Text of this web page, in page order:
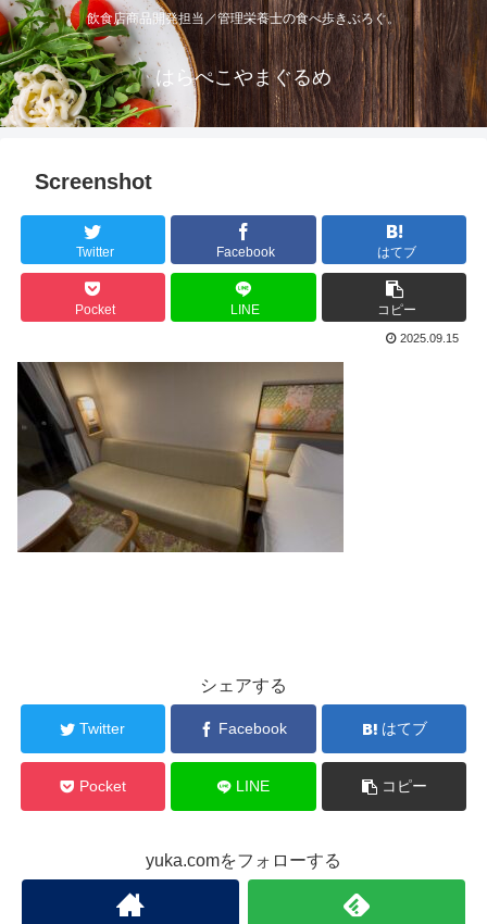
飲食店商品開発担当／管理栄養士の食べ歩きぶろぐ。
はらぺこやまぐるめ
Screenshot
Twitter Facebook はてブ
Pocket LINE コピー
2025.09.15
シェアする
Twitter Facebook はてブ
Pocket LINE コピー
yuka.comをフォローする